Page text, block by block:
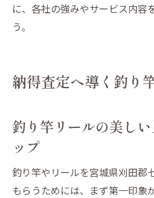
に、各社の強みやサービス内容
う。
納得査定へ導く釣り
釣り竿リールの美し
ップ
釣り竿やリールを宮城県刈田郡
もらうためには、まず第一印象